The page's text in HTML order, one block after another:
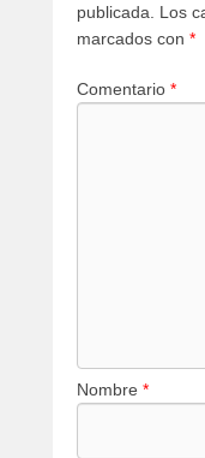
publicada.
Los
marcados con *
Comentario *
Nombre *